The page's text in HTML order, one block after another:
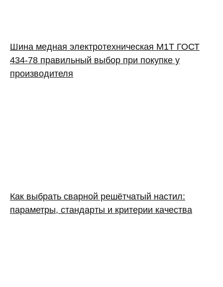
Шина медная электротехническая М1Т ГОСТ
434-78 правильный выбор при покупке у
производителя
Как выбрать сварной решётчатый настил:
параметры, стандарты и критерии качества